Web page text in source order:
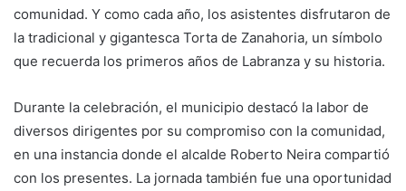
comunidad. Y como cada año, los asistentes disfrutaron de
la tradicional y gigantesca Torta de Zanahoria, un símbolo
que recuerda los primeros años de Labranza y su historia.
Durante la celebración, el municipio destacó la labor de
diversos dirigentes por su compromiso con la comunidad,
en una instancia donde el alcalde Roberto Neira compartió
con los presentes. La jornada también fue una oportunidad